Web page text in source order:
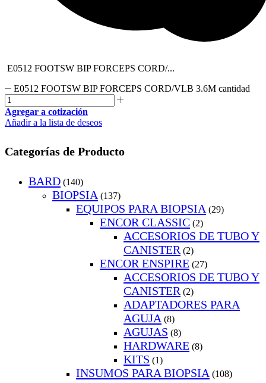
E0512 FOOTSW BIP FORCEPS CORD/...
E0512 FOOTSW BIP FORCEPS CORD/VLB 3.6M cantidad
Agregar a cotización
Añadir a la lista de deseos
Categorías de Producto
BARD (140)
BIOPSIA (137)
EQUIPOS PARA BIOPSIA (29)
ENCOR CLASSIC (2)
ACCESORIOS DE TUBO Y
CANISTER (2)
ENCOR ENSPIRE (27)
ACCESORIOS DE TUBO Y
CANISTER (2)
ADAPTADORES PARA
AGUJA (8)
AGUJAS (8)
HARDWARE (8)
KITS (1)
INSUMOS PARA BIOPSIA (108)